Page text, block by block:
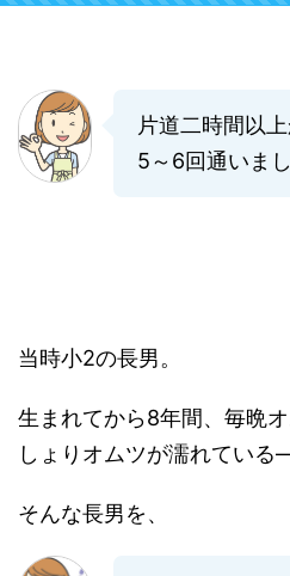
片道二時間以
5～6回通いま
当時小2の長男。
生まれてから8年間、毎晩
しょりオムツが濡れている
そんな長男を、